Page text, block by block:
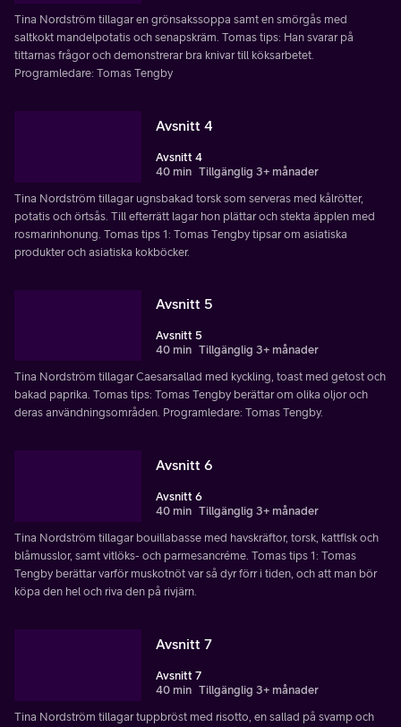
Tina Nordström tillagar en grönsakssoppa samt en smörgås med
saltkokt mandelpotatis och senapskräm. Tomas tips: Han svarar på
tittarnas frågor och demonstrerar bra knivar till köksarbetet.
Programledare: Tomas Tengby
Avsnitt 4
Avsnitt 4
40 min Tillgänglig 3+ månader
Tina Nordström tillagar ugnsbakad torsk som serveras med kålrötter,
potatis och örtsås. Till efterrätt lagar hon plättar och stekta äpplen med
rosmarinhonung. Tomas tips 1: Tomas Tengby tipsar om asiatiska
produkter och asiatiska kokböcker.
Avsnitt 5
Avsnitt 5
40 min Tillgänglig 3+ månader
Tina Nordström tillagar Caesarsallad med kyckling, toast med getost och
bakad paprika. Tomas tips: Tomas Tengby berättar om olika oljor och
deras användningsområden. Programledare: Tomas Tengby.
Avsnitt 6
Avsnitt 6
40 min Tillgänglig 3+ månader
Tina Nordström tillagar bouillabasse med havskräftor, torsk, kattfisk och
blåmusslor, samt vitlöks- och parmesancréme. Tomas tips 1: Tomas
Tengby berättar varför muskotnöt var så dyr förr i tiden, och att man bör
köpa den hel och riva den på rivjärn.
Avsnitt 7
Avsnitt 7
40 min Tillgänglig 3+ månader
Tina Nordström tillagar tuppbröst med risotto, en sallad på svamp och